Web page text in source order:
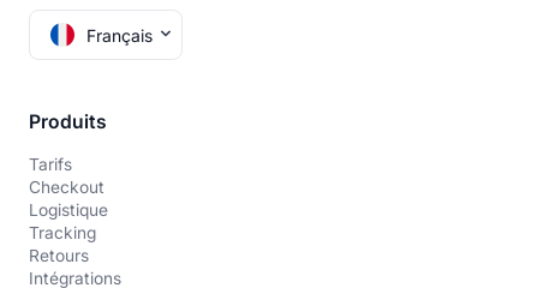
Français
Produits
Tarifs
Checkout
Logistique
Tracking
Retours
Intégrations